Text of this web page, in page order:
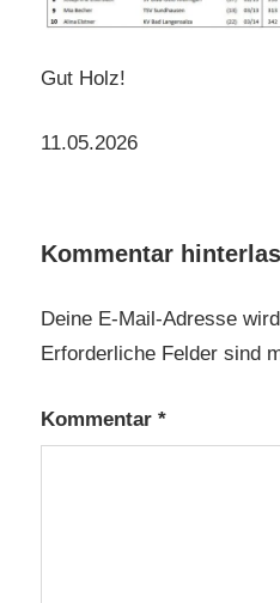
Gut Holz!
11.05.2026
Kommentar
Deine E-Mail-Adresse
Erforderliche Felder sind
Kommentar *